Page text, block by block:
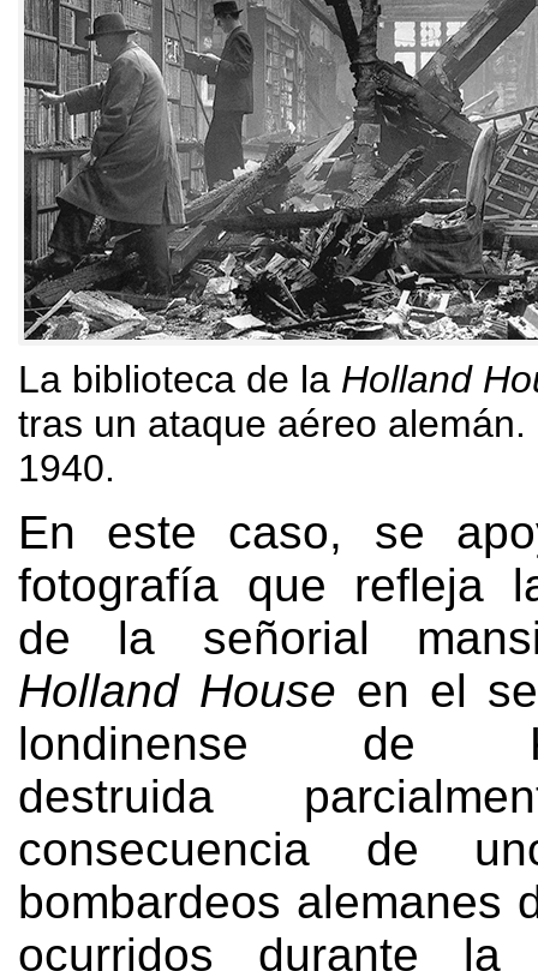
La biblioteca de la Holland
tras un ataque aéreo alemán.
1940.
En este caso, se
fotografía que refleja
de la señorial
Holland House en el
londinense de
destruida
consecuencia de
bombardeos alemanes
ocurridos durante la